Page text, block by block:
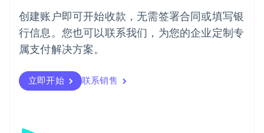
创建账户即可开始收款，无需签署合同或填写银
行信息。您也可以联系我们，为您的企业定制专
属支付解决方案。
立即开始 联系销售
葡萄牙
Português English
日本
日本語English
瑞典
瑞士
DeutschFrançais